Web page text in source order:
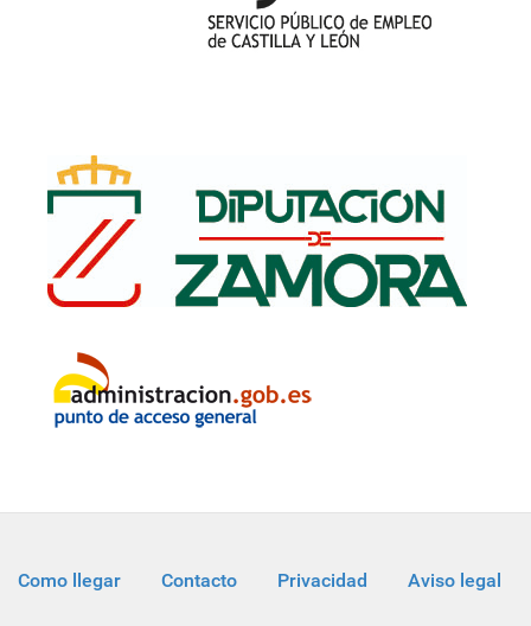
Como llegar Contacto Privacidad Aviso legal